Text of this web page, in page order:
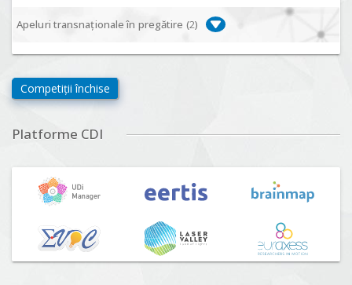
Apeluri transnaționale în pregătire (2)
biodiversitate, consecințe socio-ecologice și traiectorii
viitoare", Competiția 2026
n°5 (DUT-2026)
Lansare:01 Septembrie 2026
Competiții închise
Platforme CDI